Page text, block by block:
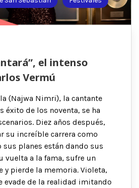
el intenso
Vermú
(Najwa Nimri), la cantante
éxito de los noventa, se ha
Diez años después,
su increíble carrera como
sus planes están dando sus
vuelta a la fama, sufre un
y pierde la memoria. Violeta,
evade de la realidad imitando